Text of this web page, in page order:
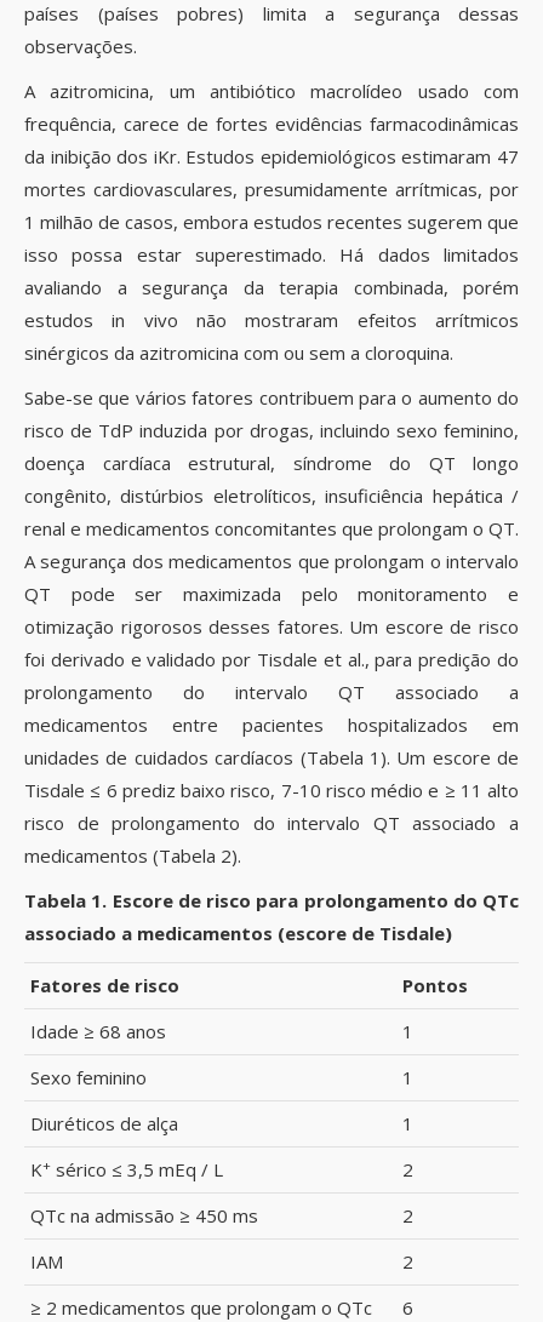
países (países pobres) limita a segurança dessas
observações.
A azitromicina, um antibiótico macrolídeo usado com
frequência, carece de fortes evidências farmacodinâmicas
da inibição dos iKr. Estudos epidemiológicos estimaram 47
mortes cardiovasculares, presumidamente arrítmicas, por
1 milhão de casos, embora estudos recentes sugerem que
isso possa estar superestimado. Há dados limitados
avaliando a segurança da terapia combinada, porém
estudos in vivo não mostraram efeitos arrítmicos
sinérgicos da azitromicina com ou sem a cloroquina.
Sabe-se que vários fatores contribuem para o aumento do
risco de TdP induzida por drogas, incluindo sexo feminino,
doença cardíaca estrutural, síndrome do QT longo
congênito, distúrbios eletrolíticos, insuficiência hepática /
renal e medicamentos concomitantes que prolongam o QT.
A segurança dos medicamentos que prolongam o intervalo
QT pode ser maximizada pelo monitoramento e
otimização rigorosos desses fatores. Um escore de risco
foi derivado e validado por Tisdale et al., para predição do
prolongamento do intervalo QT associado a
medicamentos entre pacientes hospitalizados em
unidades de cuidados cardíacos (Tabela 1). Um escore de
Tisdale ≤ 6 prediz baixo risco, 7-10 risco médio e ≥ 11 alto
risco de prolongamento do intervalo QT associado a
medicamentos (Tabela 2).
Tabela 1. Escore de risco para prolongamento do QTc
associado a medicamentos (escore de Tisdale)
Fatores de risco
Pontos
Idade ≥ 68 anos
1
Sexo feminino
1
Diuréticos de alça
1
K+ sérico ≤ 3,5 mEq / L
2
QTc na admissão ≥ 450 ms
2
IAM
2
≥ 2 medicamentos que prolongam o QTc
6